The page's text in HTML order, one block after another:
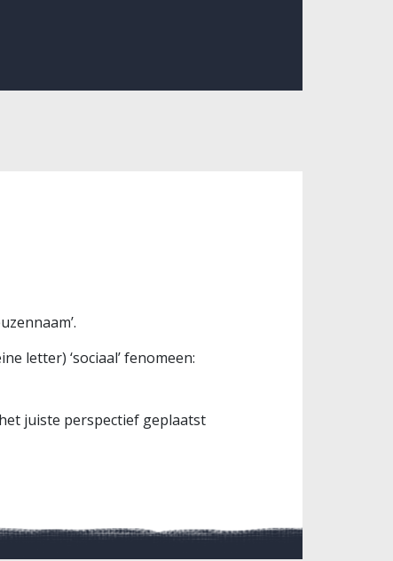
letter) ‘sociaal’ fenomeen:
juiste perspectief geplaatst